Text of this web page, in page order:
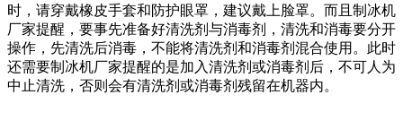
时，请穿戴橡皮手套和防护眼罩，建议戴上脸罩。而且制冰机
厂家提醒，要事先准备好清洗剂与消毒剂，清洗和消毒要分开
操作，先清洗后消毒，不能将清洗剂和消毒剂混合使用。此时
还需要制冰机厂家提醒的是加入清洗剂或消毒剂后，不可人为
中止清洗，否则会有清洗剂或消毒剂残留在机器内。